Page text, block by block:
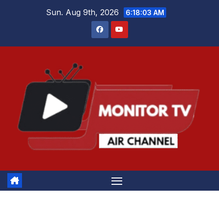
Sun. Aug 9th, 2026 6:18:03 AM